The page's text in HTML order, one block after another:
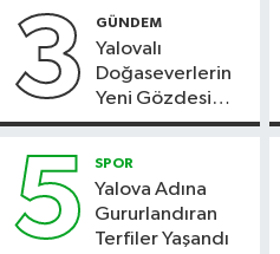
3 GÜNDEM
Yalovalı
Doğaseverlerin
Yeni Gözdesi
Bolu'daki Meyve
5 SPOR
Yalova Adına
Gururlandıran
Terfiler Yaşandı